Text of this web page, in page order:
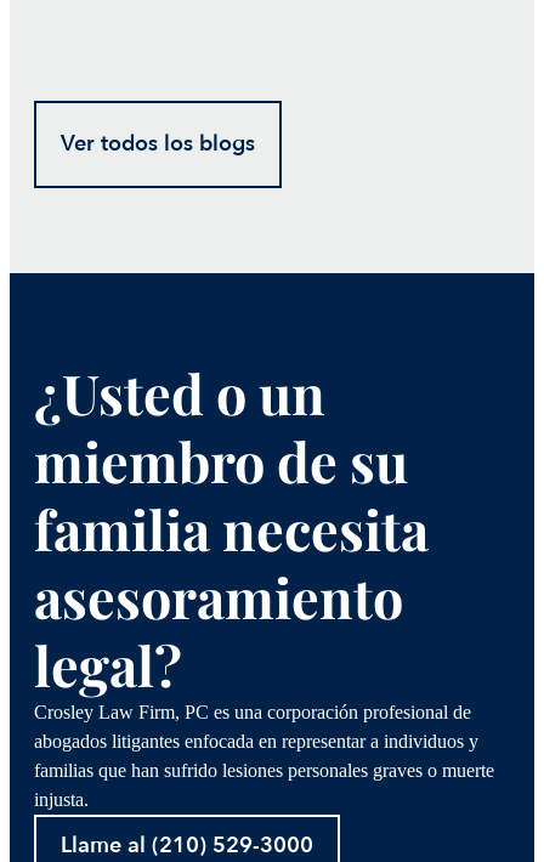
Ver todos los blogs
¿Usted o un
miembro de su
familia necesita
asesoramiento
legal?
Crosley Law Firm, PC es una corporación profesional de
abogados litigantes enfocada en representar a individuos y
familias que han sufrido lesiones personales graves o muerte
injusta.
Llame al (210) 529-3000